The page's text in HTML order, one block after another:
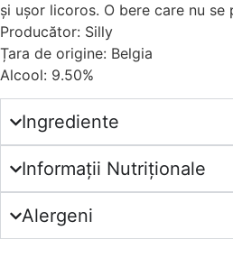
și ușor licoros. O bere care nu
Producător: Silly
Țara de origine: Belgia
Alcool: 9.50%
Ingrediente
Informații Nutriționale
Alergeni